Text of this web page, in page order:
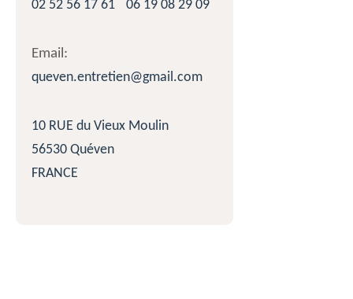
02 52 56 17 61
06 19 08 29 09
Email:
queven.entretien@gmail.com
10 RUE du Vieux Moulin
56530 Quéven
FRANCE